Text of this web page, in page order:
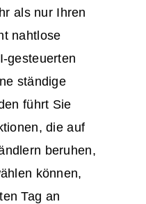
als nur Ihren
nahtlose
gesteuerten
ständige
führt Sie
die auf
beruhen,
können,
Tag an